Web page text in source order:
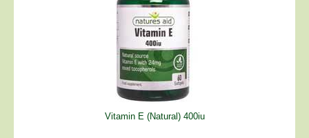
Vitamin E (Natural) 400iu